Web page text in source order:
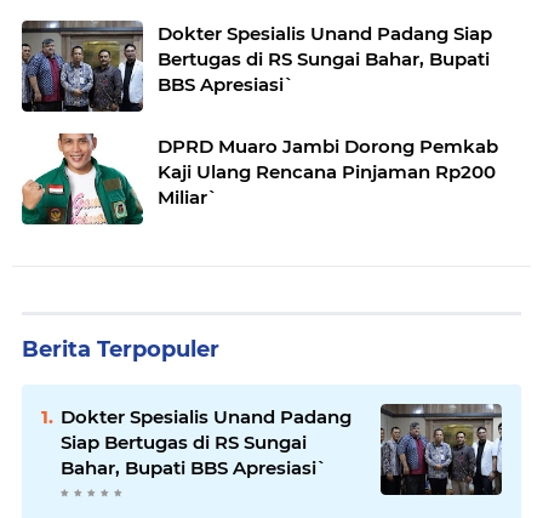
Dokter Spesialis Unand Padang Siap
Bertugas di RS Sungai Bahar, Bupati
BBS Apresiasi`
DPRD Muaro Jambi Dorong Pemkab
Kaji Ulang Rencana Pinjaman Rp200
Miliar`
Berita Terpopuler
Dokter Spesialis Unand Padang
Siap Bertugas di RS Sungai
Bahar, Bupati BBS Apresiasi`